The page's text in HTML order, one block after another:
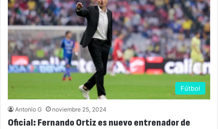
Fútbol
Antonio G noviembre 25, 2024
Oficial: Fernando Ortiz es nuevo entrenador de